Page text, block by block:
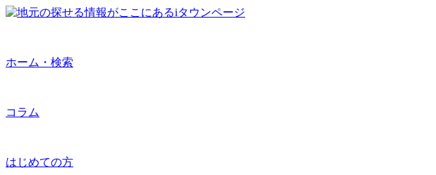
ホーム・検索
コラム
はじめての方